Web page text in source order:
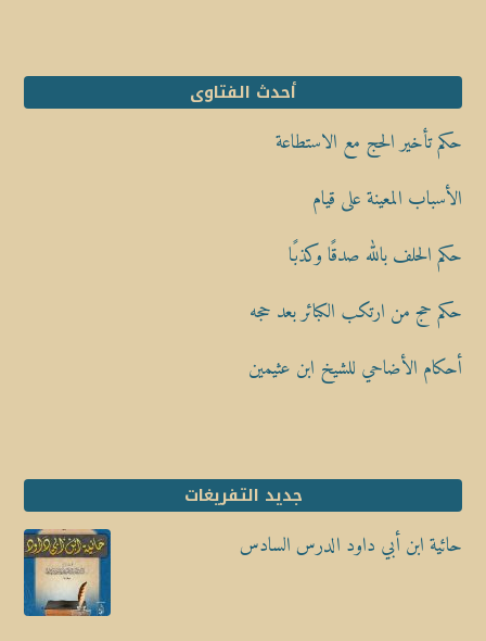
أحدث الفتاوى
حكم تأخير الحج مع الاستطاعة
الأسباب المعينة على قيام
حكم الحلف بالله صدقًا وكذبًا
حكم حج من ارتكب الكبائر بعد حجه
أحكام الأضاحي للشيخ ابن عثيمين
جديد التفريغات
حائية ابن أبي داود الدرس السادس